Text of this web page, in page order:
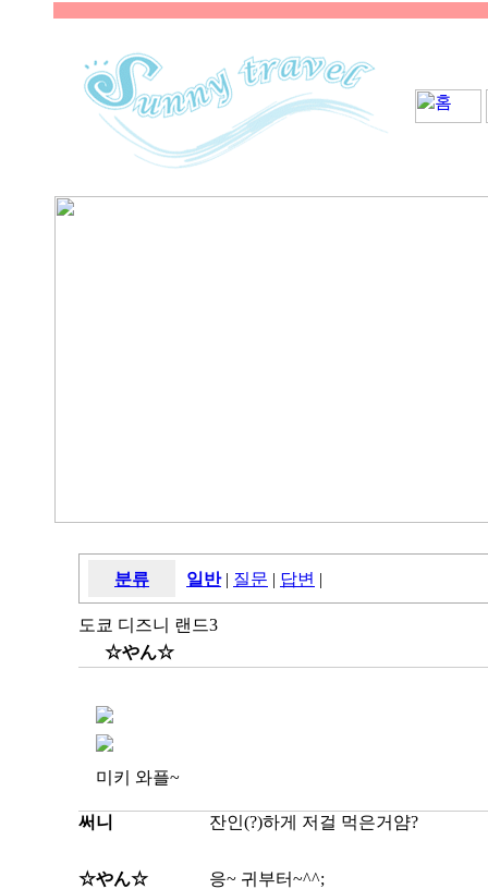
분류 일반 | 질문 | 답변 |
도쿄 디즈니 랜드3
☆やん☆
미키 와플~
써니 잔인(?)하게 저걸 먹은거얌?
☆やん☆
응~ 귀부터~^^;